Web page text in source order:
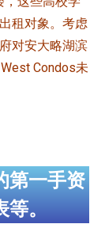
租对象。考虑
对安大略湖滨
Condos未
第一手资
等。